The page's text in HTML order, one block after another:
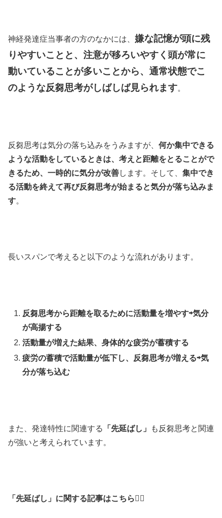
神経発達症当事者の方のなかには、 嫌な記憶が頭に残
りやすいことと、注意が移ろいやすく頭が常に
動いていることが多いことから、通常状態でこ
のような反芻思考がしばしば見られます。
反芻思考は気分の落ち込みをうみますが、 何か集中できる
ような活動をしているときは、考えと距離をとることがで
きるため、一時的に気分が改善します。そして、 集中でき
る活動を終えて再び反芻思考が始まると気分が落ち込みま
す。
長いスパンで考えると以下のような流れがあります。
反芻思考から距離を取るために活動量を増やす⇨気分
が高揚する
活動量が増えた結果、身体的な疲労が蓄積する
疲労の蓄積で活動量が低下し、反芻思考が増える⇨気
分が落ち込む
また、発達特性に関連する 「先延ばし」
も反芻思考と関連
が強いと考えられています。
「先延ばし」に関する記事はこちら💁‍♂️